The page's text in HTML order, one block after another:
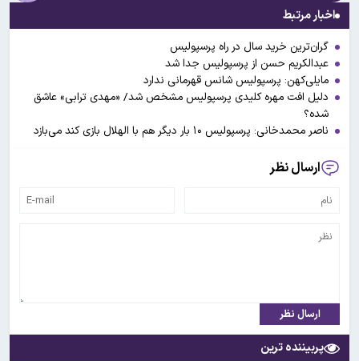
اخبار مرتبط
گران‌ترین خرید سال در راه پرسپولیس
عبدالکریم حسن از پرسپولیس جدا شد
مایلی‌کهن: پرسپولیس شانس قهرمانی ندارد
دلیل افت مهره کلیدی پرسپولیس مشخص شد/ «مهدی ترابی» عاشق
شده؟
ناصر محمدخانی: پرسپولیس ۱۰ بار دیگر هم با الهلال بازی کند می‌بازد
ارسال نظر
ارسال نظر
پربیننده ترین